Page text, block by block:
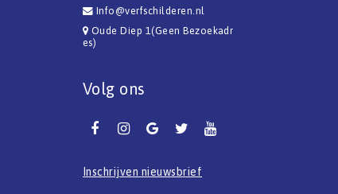
Info@verfschilderen.nl
Oude Diep 1(Geen Bezoekadr
es)
Volg ons
Inschrijven nieuwsbrief